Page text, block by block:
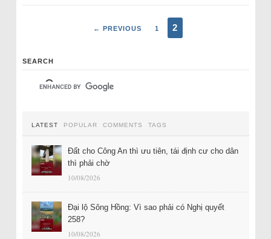
← PREVIOUS 1 2
SEARCH
LATEST POPULAR COMMENTS TAGS
Đất cho Công An thì ưu tiên, tái định cư cho dân
thì phải chờ
10/08/2026
Đại lộ Sông Hồng: Vì sao phải có Nghị quyết
258?
10/08/2026